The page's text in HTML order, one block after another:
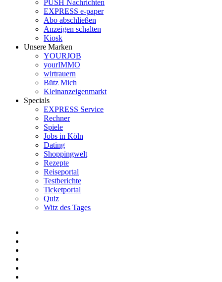
PUSH Nachrichten
EXPRESS e-paper
Abo abschließen
Anzeigen schalten
Kiosk
Unsere Marken
YOURJOB
yourIMMO
wirtrauern
Bütz Mich
Kleinanzeigenmarkt
Specials
EXPRESS Service
Rechner
Spiele
Jobs in Köln
Dating
Shoppingwelt
Rezepte
Reiseportal
Testberichte
Ticketportal
Quiz
Witz des Tages